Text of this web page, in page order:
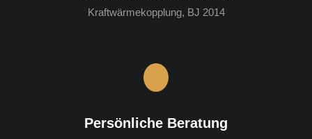
Kraftwärmekopplung, BJ 2014
Persönliche Beratung